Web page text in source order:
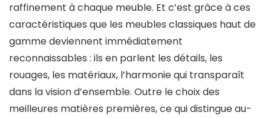
raffinement à chaque meuble. Et c’est grâce à ces
caractéristiques que les meubles classiques haut de
gamme deviennent immédiatement
reconnaissables : ils en parlent les détails, les
rouages, les matériaux, l’harmonie qui transparaît
dans la vision d’ensemble. Outre le choix des
meilleures matières premières, ce qui distingue au-